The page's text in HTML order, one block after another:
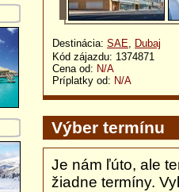
Destinácia: SAE, Dubaj
Kód zájazdu: 1374871
Cena od: N/A
Príplatky od: N/A
Výber termínu
Je nám ľúto, ale
žiadne termíny.